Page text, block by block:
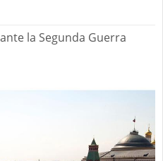
la Segunda Guerra